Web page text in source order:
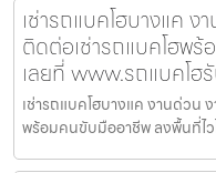
เช่ารถแบคโฮบางแค ง
ติดต่อเช่ารถแบคโฮพ
เลยที่ www.รถแบคโฮ
เช่ารถแบคโฮบางแค งานด่วน
พร้อมคนขับมืออาชีพ ลงพื้นที่ไว